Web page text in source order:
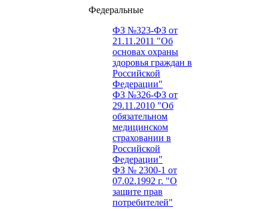
Федеральные
ФЗ №323-ФЗ от
21.11.2011 "Об
основах охраны
здоровья граждан в
Российской
Федерации"
ФЗ №326-ФЗ от
29.11.2010 "Об
обязательном
медицинском
страховании в
Российской
Федерации"
ФЗ № 2300-1 от
07.02.1992 г. "О
защите прав
потребителей"